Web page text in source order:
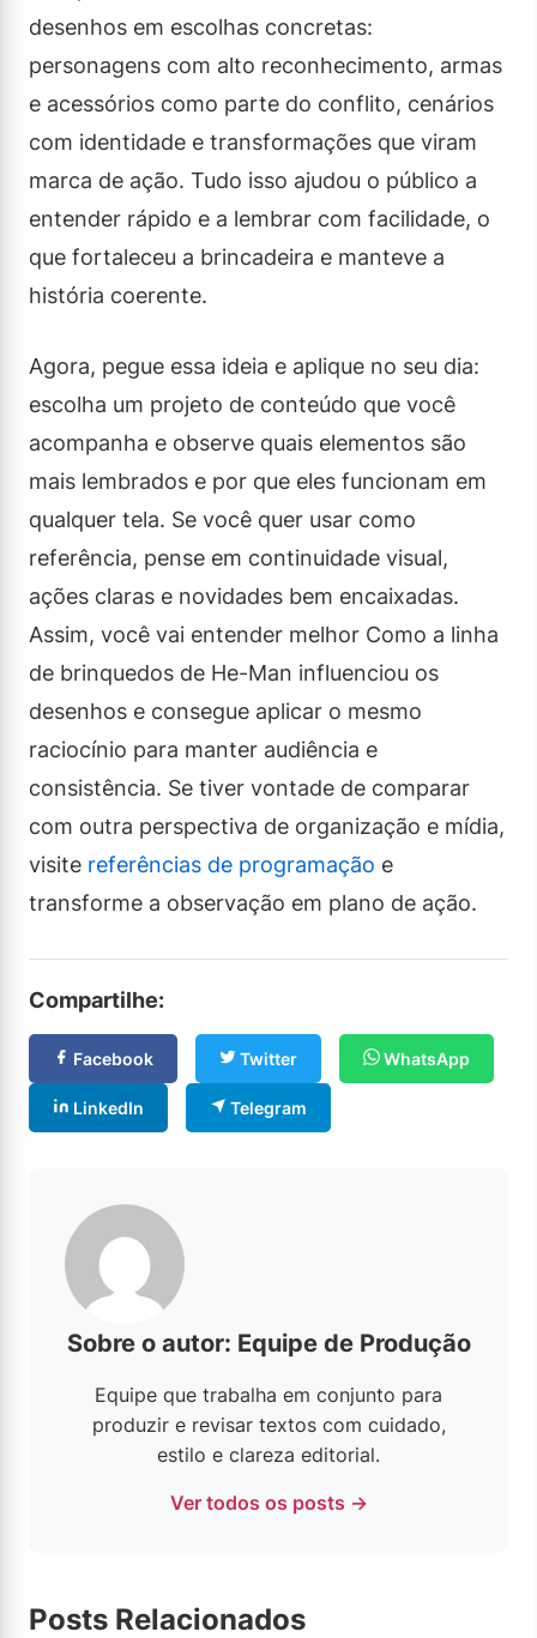
desenhos em escolhas concretas:
personagens com alto reconhecimento, armas
e acessórios como parte do conflito, cenários
com identidade e transformações que viram
marca de ação. Tudo isso ajudou o público a
entender rápido e a lembrar com facilidade, o
que fortaleceu a brincadeira e manteve a
história coerente.
Agora, pegue essa ideia e aplique no seu dia:
escolha um projeto de conteúdo que você
acompanha e observe quais elementos são
mais lembrados e por que eles funcionam em
qualquer tela. Se você quer usar como
referência, pense em continuidade visual,
ações claras e novidades bem encaixadas.
Assim, você vai entender melhor Como a linha
de brinquedos de He-Man influenciou os
desenhos e consegue aplicar o mesmo
raciocínio para manter audiência e
consistência. Se tiver vontade de comparar
com outra perspectiva de organização e mídia,
visite referências de programação e
transforme a observação em plano de ação.
Compartilhe:
Facebook Twitter WhatsApp
LinkedIn Telegram
Sobre o autor: Equipe de Produção
Equipe que trabalha em conjunto para
produzir e revisar textos com cuidado,
estilo e clareza editorial.
Ver todos os posts →
Posts Relacionados